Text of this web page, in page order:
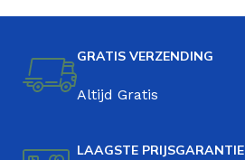
GRATIS VERZENDING
Altijd Gratis
LAAGSTE PRIJSGARANTIE